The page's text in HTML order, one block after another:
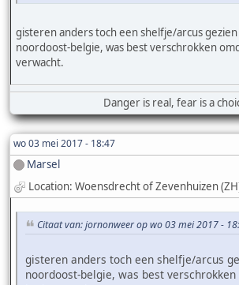
gisteren anders toch een shelfje/arcus
noordoost-belgie, was best verschrokken
verwacht.
Danger is real, fear is a
wo 03 mei 2017 - 18:47
Marsel
Location: Woensdrecht of Zevenhuizen
Citaat van: jornonweer op wo 03 mei 2017 -
gisteren anders toch een shelfje/arcus
noordoost-belgie, was best